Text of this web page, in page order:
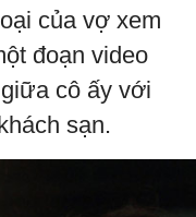
của vợ xem
đoạn video
cô ấy với
sạn.